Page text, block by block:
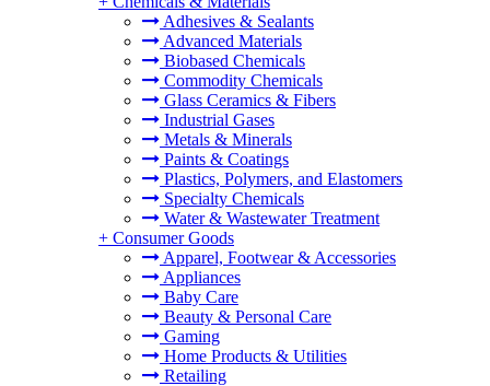
Adhesives & Sealants
Advanced Materials
Biobased Chemicals
Commodity Chemicals
Glass Ceramics & Fibers
Industrial Gases
Metals & Minerals
Paints & Coatings
Plastics, Polymers, and Elastomers
Specialty Chemicals
Water & Wastewater Treatment
+ Consumer Goods
Apparel, Footwear & Accessories
Appliances
Baby Care
Beauty & Personal Care
Gaming
Home Products & Utilities
Retailing